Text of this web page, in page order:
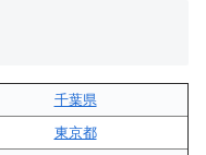
千葉県
東京都